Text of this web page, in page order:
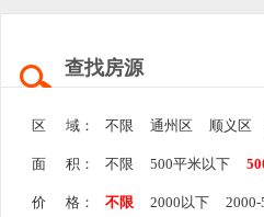
查找房源
区 域： 不限 通州区 顺义区
面 积： 不限 500平米以下
价 格： 不限 2000以下 2000-